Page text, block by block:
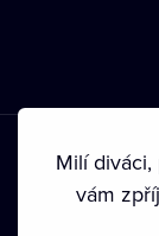
Milí
vám